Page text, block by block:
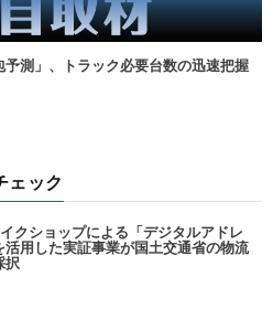
予測」、トラック必要台数の迅速把握
ェック
クショップによる「デジタルアドレ
用した実証事業が国土交通省の物流
択